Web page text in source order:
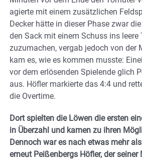
agierte mit einem zusätzlichen
Decker hätte in dieser Phase zwar
den Sack mit einem Schuss ins leere
zuzumachen, vergab jedoch von der
kam es, wie es kommen musste:
vor dem erlösenden Spielende glich
aus. Höfler markierte das 4:4 und
die Overtime.
Dort spielten die Löwen die ersten
in Überzahl und kamen zu ihren
Dennoch war es nach etwas mehr
erneut Peißenbergs Höfler, der